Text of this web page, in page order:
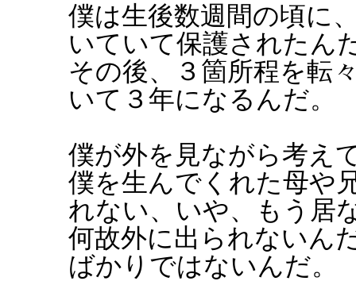
僕は生後数週間の頃に
いていて保護されたん
その後、３箇所程を転
いて３年になるんだ。
僕が外を見ながら考え
僕を生んでくれた母や
れない、いや、もう居
何故外に出られないん
ばかりではないんだ。